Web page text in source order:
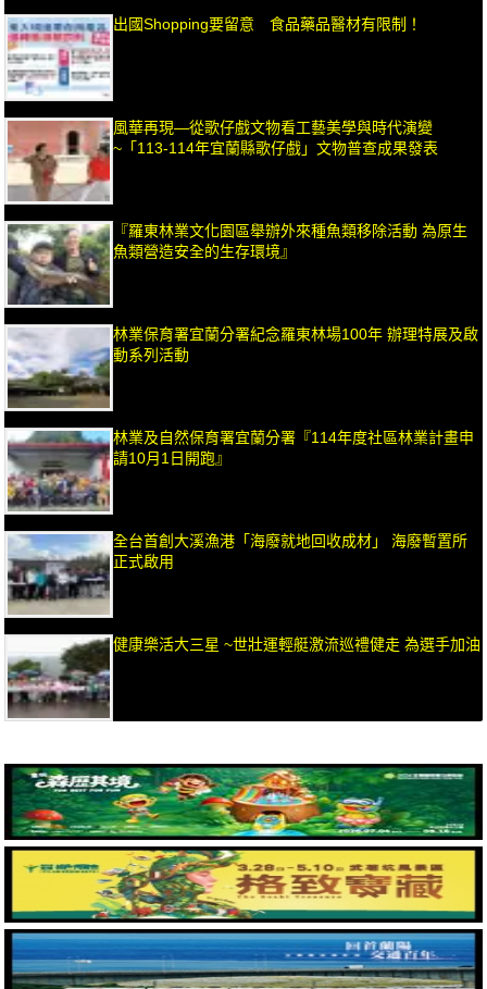
出國Shopping要留意 食品藥品醫材有限制！
風華再現—從歌仔戲文物看工藝美學與時代演變
~「113-114年宜蘭縣歌仔戲」文物普查成果發表
『羅東林業文化園區舉辦外來種魚類移除活動 為原生
魚類營造安全的生存環境』
林業保育署宜蘭分署紀念羅東林場100年 辦理特展及啟
動系列活動
林業及自然保育署宜蘭分署『114年度社區林業計畫申
請10月1日開跑』
全台首創大溪漁港「海廢就地回收成材」 海廢暫置所
正式啟用
健康樂活大三星 ~世壯運輕艇激流巡禮健走 為選手加油